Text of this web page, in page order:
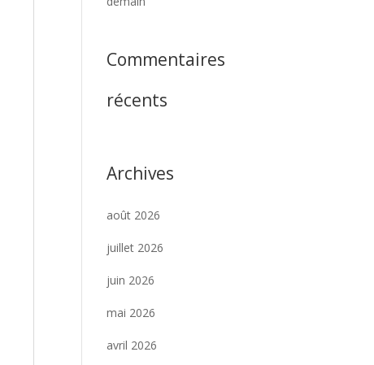
Commentaires
récents
Archives
août 2026
juillet 2026
juin 2026
mai 2026
avril 2026